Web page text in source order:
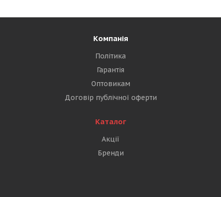
Компанія
Політика
Гарантія
Оптовикам
Договір публічної оферти
Каталог
Акції
Бренди